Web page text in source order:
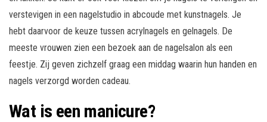
verstevigen in een nagelstudio in abcoude met kunstnagels. Je
hebt daarvoor de keuze tussen acrylnagels en gelnagels. De
meeste vrouwen zien een bezoek aan de nagelsalon als een
feestje. Zij geven zichzelf graag een middag waarin hun handen en
nagels verzorgd worden cadeau.
Wat is een manicure?